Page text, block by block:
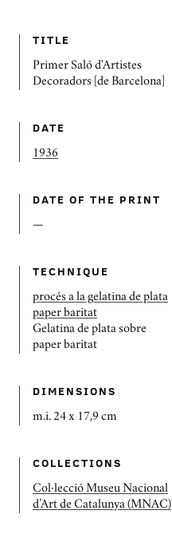
TITLE
Primer Saló d'Artistes
Decoradors [de Barcelona]
DATE
1936
DATE OF THE PRINT
—
TECHNIQUE
procés a la gelatina de plata
paper baritat
Gelatina de plata sobre
paper baritat
DIMENSIONS
m.i. 24 x 17,9 cm
COLLECTIONS
Col·lecció Museu Nacional
d’Art de Catalunya (MNAC)